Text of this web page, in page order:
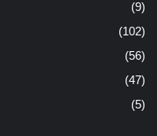
(9)
(102)
(56)
(47)
(5)